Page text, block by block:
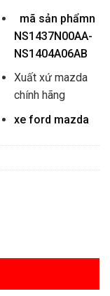
mã sản phẩmn
NS1437N00AA-
NS1404A06AB
Xuất xứ mazda
chính hãng
xe ford mazda